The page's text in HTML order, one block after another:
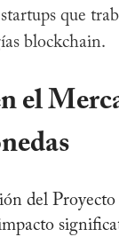
que
blockchain.
el
del